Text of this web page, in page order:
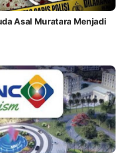
Asal Muratara Menjadi